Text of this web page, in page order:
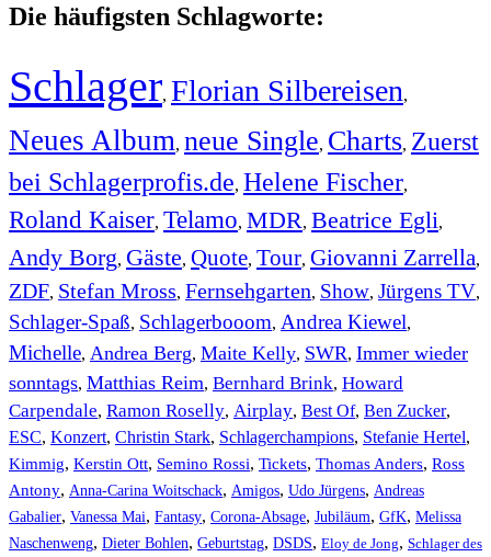
Die häufigsten Schlagworte:
Schlager, Florian Silbereisen,
Neues Album, neue Single, Charts, Zuerst
bei Schlagerprofis.de, Helene Fischer,
Roland Kaiser, Telamo, MDR, Beatrice Egli,
Andy Borg, Gäste, Quote, Tour, Giovanni Zarrella,
ZDF, Stefan Mross, Fernsehgarten, Show, Jürgens TV,
Schlager-Spaß, Schlagerbooom, Andrea Kiewel,
Michelle, Andrea Berg, Maite Kelly, SWR, Immer wieder
sonntags, Matthias Reim, Bernhard Brink, Howard
Carpendale, Ramon Roselly, Airplay, Best Of, Ben Zucker,
ESC, Konzert, Christin Stark, Schlagerchampions, Stefanie Hertel,
Kimmig, Kerstin Ott, Semino Rossi, Tickets, Thomas Anders, Ross
Antony, Anna-Carina Woitschack, Amigos, Udo Jürgens, Andreas
Gabalier, Vanessa Mai, Fantasy, Corona-Absage, Jubiläum, GfK, Melissa
Naschenweng, Dieter Bohlen, Geburtstag, DSDS, Eloy de Jong, Schlager des